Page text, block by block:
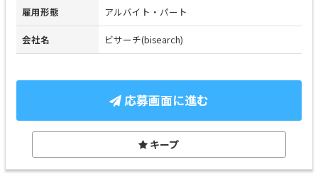
雇用形態 アルバイト・パート
会社名 ビサーチ(bisearch)
応募画面に進む
キープ